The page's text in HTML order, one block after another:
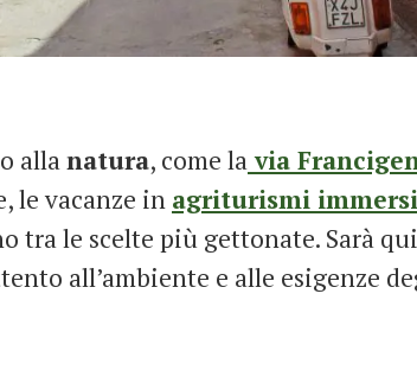
allanatura, come lavia
le vacanze in agriturismi
tra le scelte più gettonate. Sarà
all’ambiente e alle esigenze